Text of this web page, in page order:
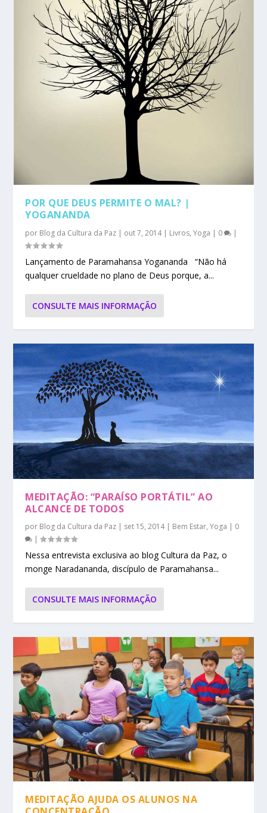
POR QUE DEUS PERMITE O MAL? |
YOGANANDA
por Blog da Cultura da Paz | out 7, 2014| Livros,Yoga | 0 |
Lançamento de Paramahansa Yogananda “Não há
qualquer crueldade no plano de Deus porque, a...
CONSULTE MAIS INFORMAÇÃO
MEDITAÇÃO: “PARAÍSO PORTÁTIL” AO
ALCANCE DE TODOS
por Blog da Cultura da Paz | set 15, 2014| Bem Estar,Yoga | 0
|
Nessa entrevista exclusiva ao blog Cultura da Paz, o
monge Naradananda, discípulo de Paramahansa...
CONSULTE MAIS INFORMAÇÃO
MEDITAÇÃO AJUDA OS ALUNOS NA